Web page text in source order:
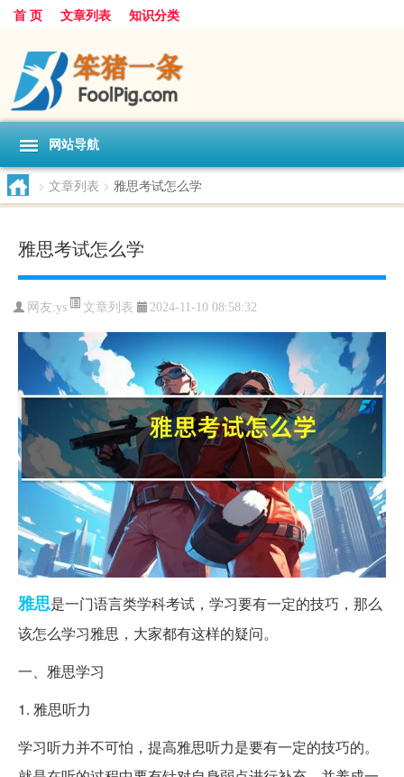
首 页 文章列表 知识分类
网站导航
> 文章列表 > 雅思考试怎么学
雅思考试怎么学
网友:ys 文章列表 2024-11-10 08:58:32
雅思是一门语言类学科考试，学习要有一定的技巧，那么
该怎么学习雅思，大家都有这样的疑问。
一、雅思学习
1. 雅思听力
学习听力并不可怕，提高雅思听力是要有一定的技巧的。